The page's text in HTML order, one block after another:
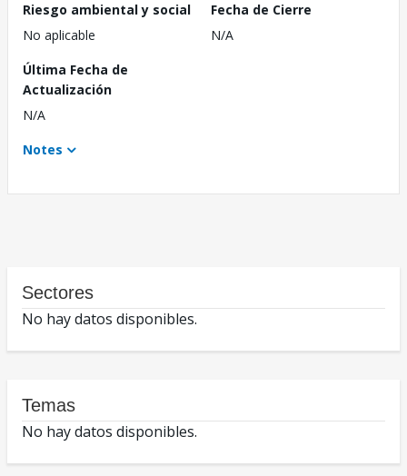
Riesgo ambiental y social
No aplicable
Fecha de Cierre
N/A
Última Fecha de
Actualización
N/A
Notes
Sectores
No hay datos disponibles.
Temas
No hay datos disponibles.